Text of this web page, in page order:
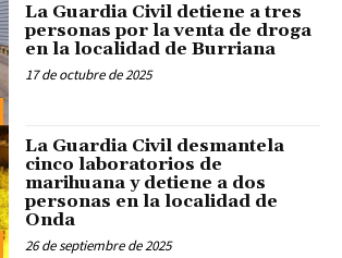
La Guardia Civil detiene a tres
personas por la venta de droga
en la localidad de Burriana
17 de octubre de 2025
La Guardia Civil desmantela
cinco laboratorios de
marihuana y detiene a dos
personas en la localidad de
Onda
26 de septiembre de 2025